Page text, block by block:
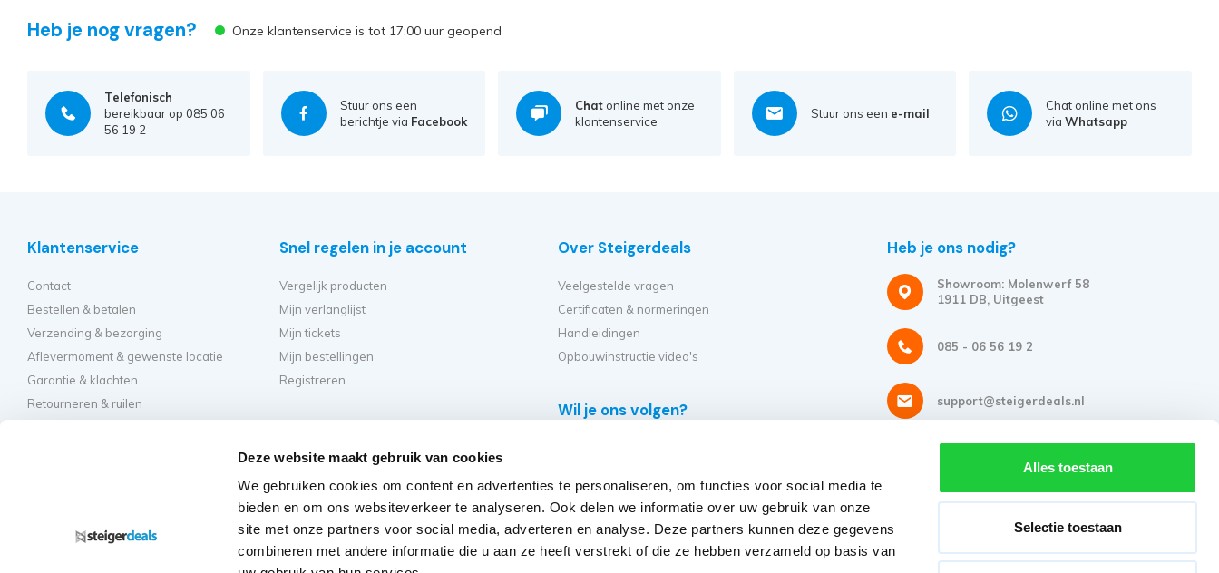
Deze website maakt gebruik van cookies
We gebruiken cookies om content en advertenties te personaliseren, om functies voor social media te
bieden en om ons websiteverkeer te analyseren. Ook delen we informatie over uw gebruik van onze
site met onze partners voor social media, adverteren en analyse. Deze partners kunnen deze gegevens
combineren met andere informatie die u aan ze heeft verstrekt of die ze hebben verzameld op basis van
Alles toestaan
Selectie toestaan
Heb je nog vragen? Onze klantenservice is tot 17:00 uur geopend
Telefonisch
bereikbaar op 085 06
56 19 2
Stuur ons een
berichtje via Facebook
Chat online met onze
klantenservice
Stuur ons een e-mail
Chat online met ons
viaWhatsapp
Klantenservice
Contact
Bestellen & betalen
Verzending & bezorging
Aflevermoment & gewenste locatie
Garantie & klachten
Retourneren & ruilen
Snel regelen in je account
Vergelijk producten
Mijn verlanglijst
Mijn tickets
Mijn bestellingen
Registreren
Welke kamersteiger moet ik kopen?
Veelgestelde vragen - steigers
Over Steigerdeals
Veelgestelde vragen
Certificaten & normeringen
Handleidingen
Opbouwinstructie video's
Wil je ons volgen?
Heb je ons nodig?
Showroom: Molenwerf 58
1911 DB, Uitgeest
085 - 06 56 19 2
support@steigerdeals.nl
Meld je aan voor onze nieuwsbrief
Ontvang de beste aanbiedingen en persoonlijk advies.